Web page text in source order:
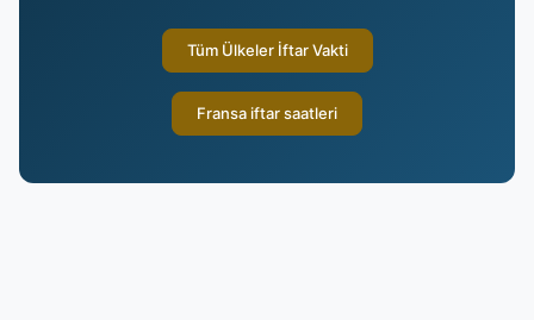
Tüm Ülkeler İftar Vakti
Fransa iftar saatleri